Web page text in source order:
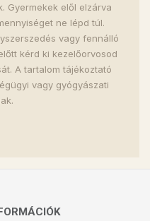
Gyermekek elől elzárva
ne lépd túl.
vagy fennálló
kérd ki kezelőorvosod
A tartalom tájékoztató
vagy gyógyászati